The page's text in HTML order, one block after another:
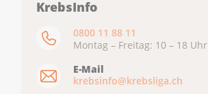
KrebsInfo
0800 11 88 11
Montag – Freitag: 10 – 18 Uhr
E-Mail
krebsinfo@krebsliga.ch